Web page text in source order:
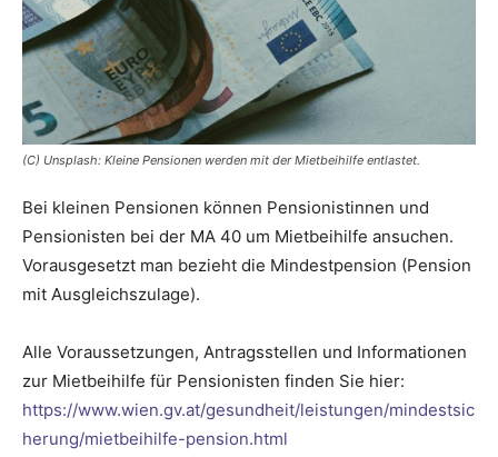
(C) Unsplash: Kleine Pensionen werden mit der Mietbeihilfe entlastet.
Bei kleinen Pensionen können Pensionistinnen und
Pensionisten bei der MA 40 um Mietbeihilfe ansuchen.
Vorausgesetzt man bezieht die Mindestpension (Pension
mit Ausgleichszulage).
Alle Voraussetzungen, Antragsstellen und Informationen
zur Mietbeihilfe für Pensionisten finden Sie hier:
https://www.wien.gv.at/gesundheit/leistungen/mindestsic
herung/mietbeihilfe-pension.html